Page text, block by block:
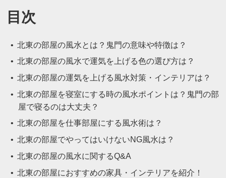
目次
北東の部屋の風水とは？鬼門の意味や特徴は？
北東の部屋の風水で運気を上げる色の選び方は？
北東の部屋の運気を上げる風水対策・インテリアは？
北東の部屋を寝室にする時の風水ポイントは？鬼門の部
屋で寝るのは大丈夫？
北東の部屋を仕事部屋にする風水術は？
北東の部屋でやってはいけないNG風水は？
北東の部屋の風水に関するQ&A
北東の部屋におすすめの家具・インテリアを紹介！